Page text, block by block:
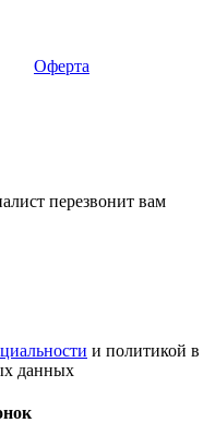
Оферта
перезвонит вам
и политикой в
данных